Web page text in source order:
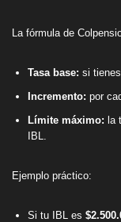
La fórmula de
Tasa base: si tienes
Incremento: por
Límite máximo: la
IBL.
Ejemplo práctico:
Si tu IBL es